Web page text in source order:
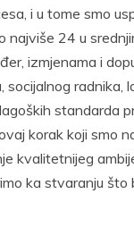
i u tome smo
najviše 24 u
izmjenama i
socijalnog
standarda
korak koji smo
kvalitetnijeg
ka stvaranju